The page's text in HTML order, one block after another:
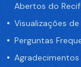
Abertos do
Visualizações
Perguntas
Agradecimentos